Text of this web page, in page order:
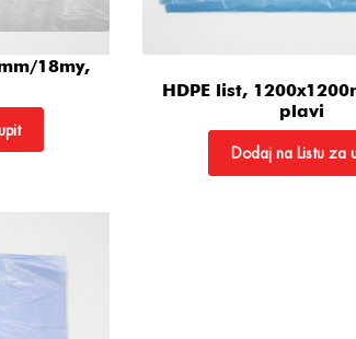
18my,
HDPE list,
plavi
Dodaj na Listu za